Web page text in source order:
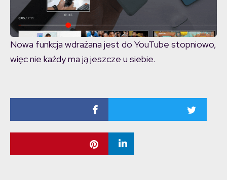
Nowa funkcja wdrażana jest do YouTube stopniowo,
więc nie każdy ma ją jeszcze u siebie.